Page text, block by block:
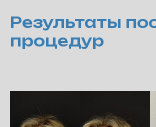
Результаты
процедур